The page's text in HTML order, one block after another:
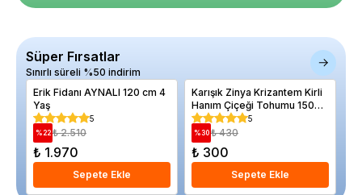
Süper Fırsatlar
Sınırlı süreli %50 indirim
Erik Fidanı AYNALI 120 cm 4
Yaş
5
%22 ₺ 2.510
₺ 1.970
Sepete Ekle
Karışık Zinya Krizantem Kirli
Hanım Çiçeği Tohumu 150
Adet
5
%30 ₺ 430
₺ 300
Sepete Ekle